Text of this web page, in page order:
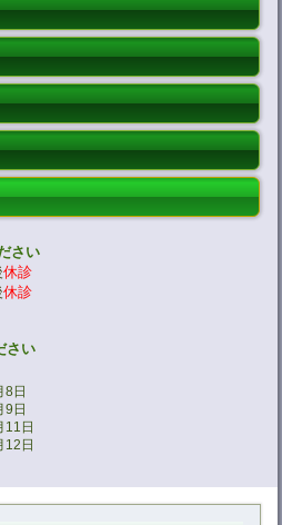
さい
休診
休診
さい
8日
9日
11日
12日